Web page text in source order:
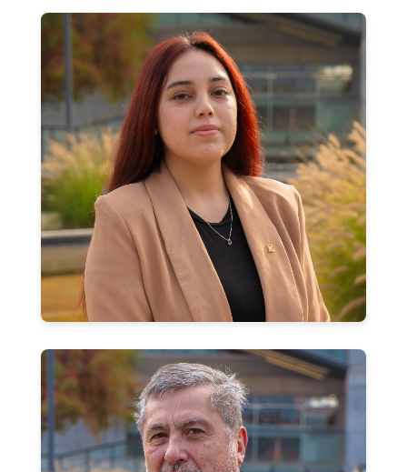
Romina Bustos Sepúlveda
Profesional de Administración y Finanzas
romina.bustos.s@usach.cl
Felipe Ortega Melo